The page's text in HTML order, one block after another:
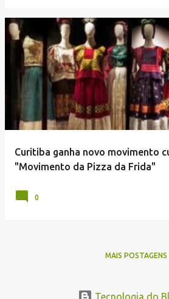
Curitiba ganha novo movimento
"Movimento da Pizza da Frida"
0
MAIS POSTAGENS
Tecnologia do